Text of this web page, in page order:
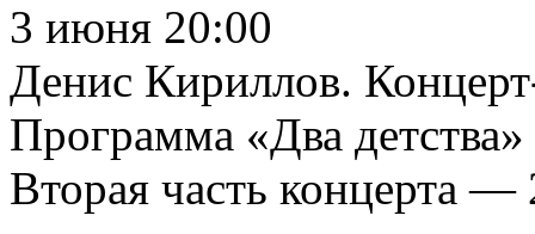
3 июня 20:00
Денис Кириллов.
Программа «Два
Вторая часть концерта —